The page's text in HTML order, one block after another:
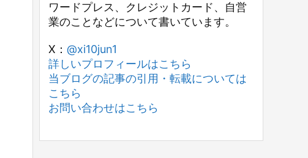
ワードプレス、クレジットカード、自営
業のことなどについて書いています。
X： @xi10jun1
詳しいプロフィールはこちら
当ブログの記事の引用・転載については
こちら
お問い合わせはこちら